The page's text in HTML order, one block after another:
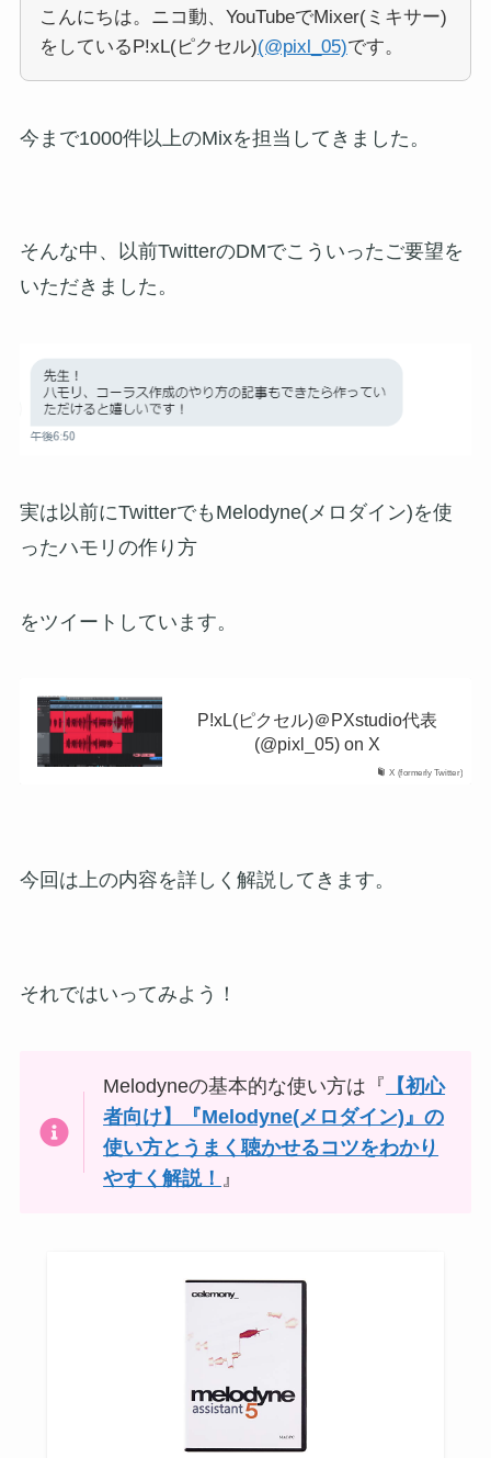
こんにちは。ニコ動、YouTubeでMixer(ミキサー)
をしているP!xL(ピクセル)(@pixl_05)です。
今まで1000件以上のMixを担当してきました。
そんな中、以前TwitterのDMでこういったご要望を
いただきました。
実は以前にTwitterでもMelodyne(メロダイン)を使
ったハモリの作り方
をツイートしています。
X (formerly Twitter)
P!xL(ピクセル)＠PXstudio代表
(@pixl_05) on X
今回は上の内容を詳しく解説してきます。
それではいってみよう！
Melodyneの基本的な使い方は『
【初心
者向け】『Melodyne(メロダイン)』の
使い方とうまく聴かせるコツをわかり
やすく解説！ 』